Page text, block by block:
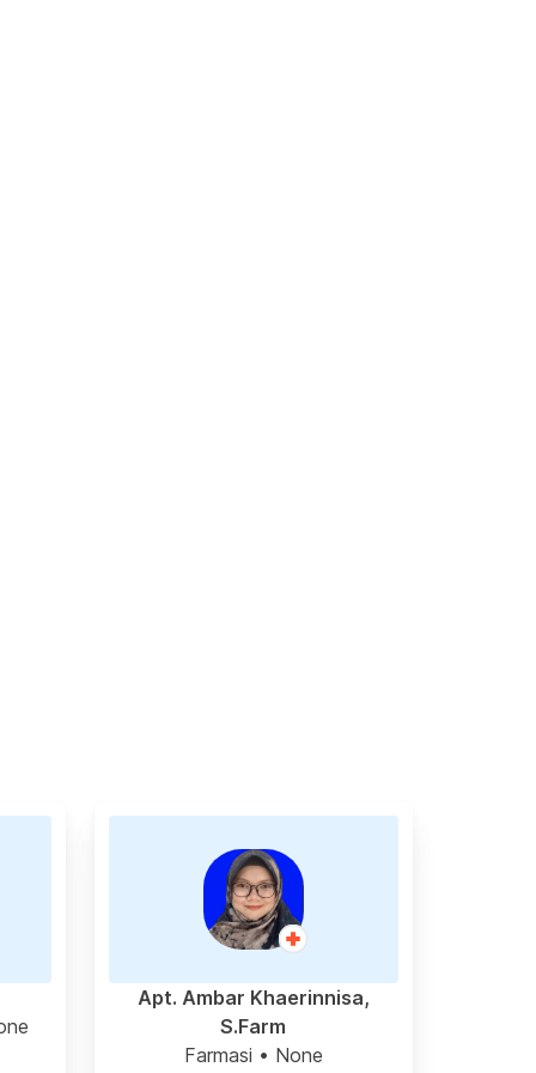
Apt. Ambar Khaerinnisa,
S.Farm
Farmasi • None